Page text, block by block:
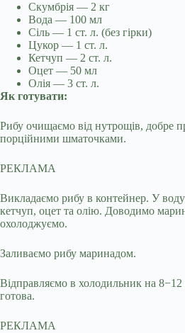
Скумбрія — 2 кг
Вода — 100 мл
Сіль — 1 ст. л. (без гірки)
Цукор — 1 ст. л.
Кетчуп — 2 ст. л.
Оцет — 50 мл
Олія — 3 ст. л.
Як готувати:
Рибу очищаємо від нутрощів, добре
порційними шматочками.
РЕКЛАМА
Викладаємо рибу в контейнер. У воду
кетчуп, оцет та олію. Доводимо
охолоджуємо.
Заливаємо рибу маринадом.
Відправляємо в холодильник на
готова.
РЕКЛАМА